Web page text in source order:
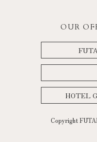
OUR
HOTEL
Copyright